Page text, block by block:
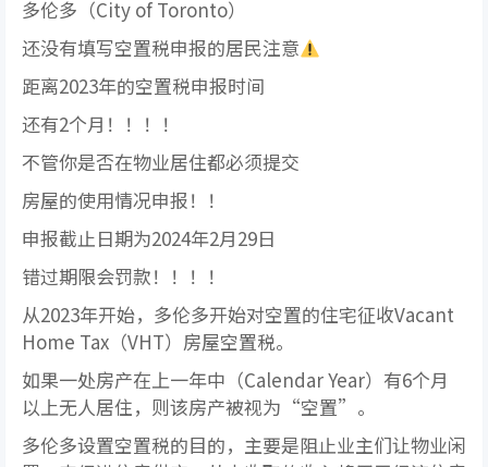
多伦多（City of Toronto）
还没有填写空置税申报的居民注意
距离2023年的空置税申报时间
还有2个月！！！！
不管你是否在物业居住都必须提交
房屋的使用情况申报！！
申报截止日期为2024年2月29日
错过期限会罚款！！！！
从2023年开始，多伦多开始对空置的住宅征收Vacant
Home Tax（VHT）房屋空置税。
如果一处房产在上一年中（Calendar Year）有6个月
以上无人居住，则该房产被视为“空置”。
多伦多设置空置税的目的，主要是阻止业主们让物业闲